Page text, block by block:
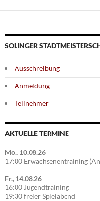
SOLINGER
Ausschreibung
Anmeldung
Teilnehmer
AKTUELLE TERMINE
Mo., 10.08.26
17:00 Erwachsenentraining
Fr., 14.08.26
16:00 Jugendtraining
19:30 freier Spielabend